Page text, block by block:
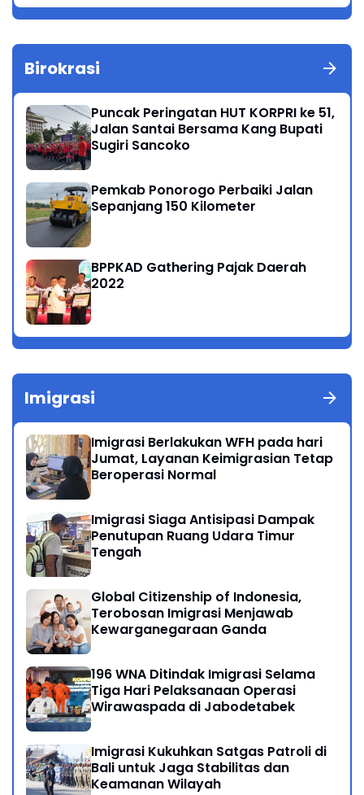
Birokrasi
Puncak Peringatan HUT KORPRI ke 51,
Jalan Santai Bersama Kang Bupati
Sugiri Sancoko
Pemkab Ponorogo Perbaiki Jalan
Sepanjang 150 Kilometer
BPPKAD Gathering Pajak Daerah
2022
Imigrasi
Imigrasi Berlakukan WFH pada hari
Jumat, Layanan Keimigrasian Tetap
Beroperasi Normal
Imigrasi Siaga Antisipasi Dampak
Penutupan Ruang Udara Timur
Tengah
Global Citizenship of Indonesia,
Terobosan Imigrasi Menjawab
Kewarganegaraan Ganda
196 WNA Ditindak Imigrasi Selama
Tiga Hari Pelaksanaan Operasi
Wirawaspada di Jabodetabek
Imigrasi Kukuhkan Satgas Patroli di
Bali untuk Jaga Stabilitas dan
Keamanan Wilayah